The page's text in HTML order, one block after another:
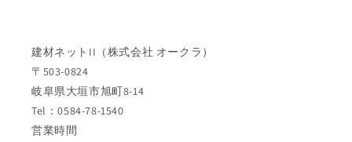
建材ネットII（株式会社 オークラ）
〒503-0824
岐阜県大垣市旭町8-14
Tel：0584-78-1540
営業時間